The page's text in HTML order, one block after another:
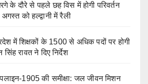
के दौरे से पहले छह विस में होगी परिवर्तन
को हल्द्वानी में रैली
में शिक्षकों के 1500 से अधिक पदों पर होगी
सिंह रावत ने दिए निर्देश
1905 की समीक्षा: जल जीवन मिशन